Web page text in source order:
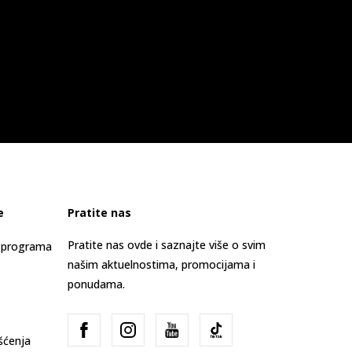
Pratite nas
Pratite nas ovde i saznajte više o svim
našim aktuelnostima, promocijama i
ponudama.